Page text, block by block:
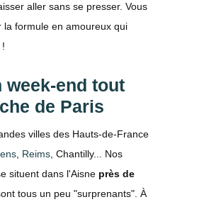
aller sans se presser. Vous
la formule en amoureux qui
week-end tout
de Paris
villes des Hauts-de-France
Reims , Chantilly... Nos
situent dans l'Aisne près de
tous un peu "surprenants". À